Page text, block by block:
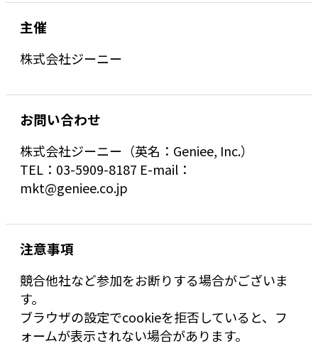
主催
株式会社ジーニー
お問い合わせ
株式会社ジーニー（英名：Geniee, Inc.）
TEL：03-5909-8187 E-mail：
mkt@geniee.co.jp
注意事項
競合他社など参加をお断りする場合がございま
す。
ブラウザの設定でcookieを拒否していると、フ
ォームが表示されない場合があります。